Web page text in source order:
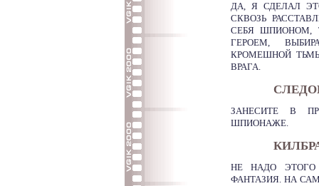
ДА, Я СДЕЛАЛ
СКВОЗЬ
СЕБЯ ШПИОНОМ,
ГЕРОЕМ,
КРОМЕШНОЙ
ВРАГА.
ЗАНЕСИТЕ В
ШПИОНАЖЕ.
НЕ НАДО ЭТОГО
ФАНТАЗИЯ. НА